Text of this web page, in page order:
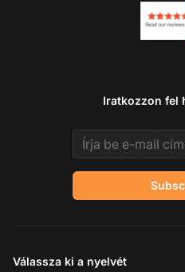
Iratkozzon fel
Email address
Válassza ki a nyelvét